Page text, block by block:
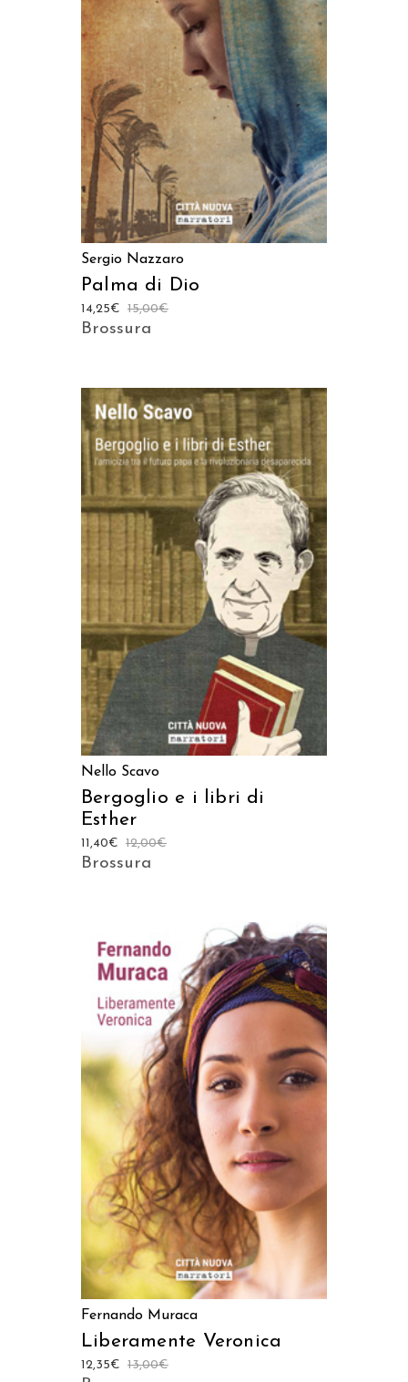
AGGIUNGI AL CARRELLO
Sergio Nazzaro
Palma di Dio
15,00€
14,25€
Brossura
AGGIUNGI AL CARRELLO
Nello Scavo
Bergoglio e i libri di
Esther
12,00€
11,40€
Brossura
AGGIUNGI AL CARRELLO
Fernando Muraca
Liberamente Veronica
13,00€
12,35€